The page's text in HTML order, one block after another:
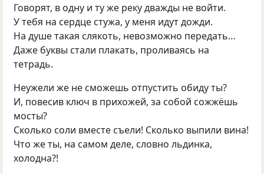
Говорят, в одну и ту же реку дважды не войти.
У тебя на сердце стужа, у меня идут дожди.
На душе такая слякоть, невозможно передать…
Даже буквы стали плакать, проливаясь на
тетрадь.
Неужели же не сможешь отпустить обиду ты?
И, повесив ключ в прихожей, за собой сожжёшь
мосты?
Сколько соли вместе съели! Сколько выпили вина!
Что же ты, на самом деле, словно льдинка,
холодна?!